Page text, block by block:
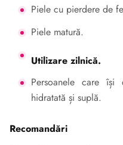
Piele cu pierdere de
Piele matură.
Utilizare zilnică.
Persoanele care
hidratată și suplă.
Recomandări